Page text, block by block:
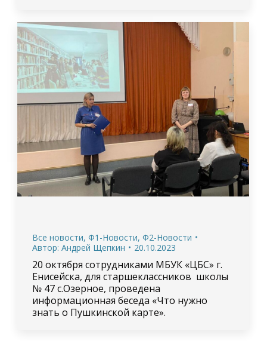
Все новости, Ф1-Новости, Ф2-Новости
Автор: Андрей Щепкин 20.10.2023
20 октября сотрудниками МБУК «ЦБС» г.
Енисейска, для старшеклассников школы
№ 47 с.Озерное, проведена
информационная беседа «Что нужно
знать о Пушкинской карте».